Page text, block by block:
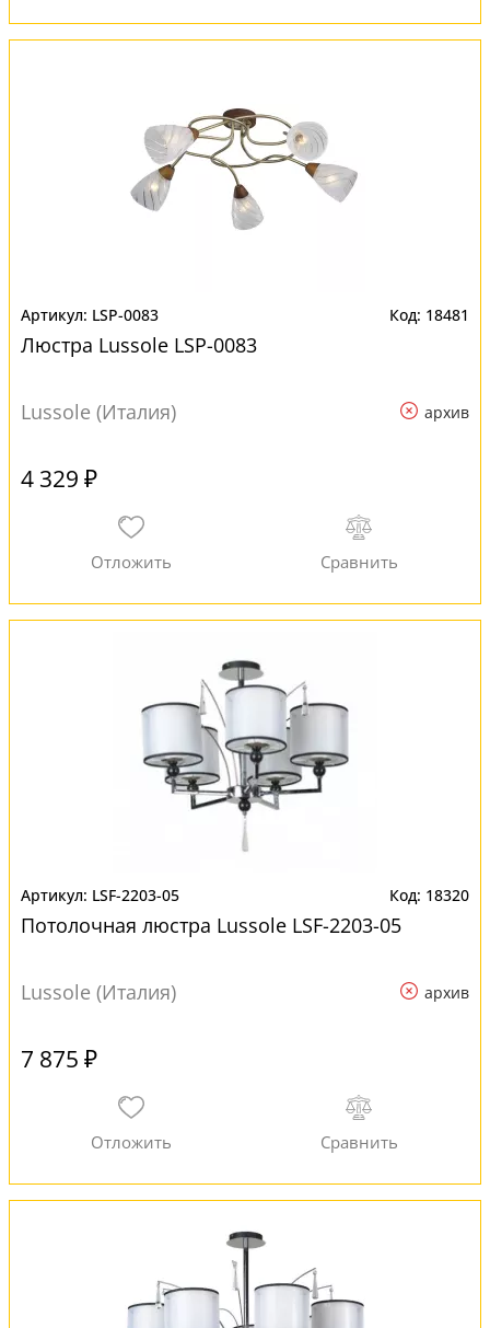
LSP-0083 18481
Люстра Lussole LSP-0083
Lussole (Италия) архив
4 329 ₽
LSF-2203-05 18320
Потолочная люстра Lussole LSF-2203-05
Lussole (Италия) архив
7 875 ₽